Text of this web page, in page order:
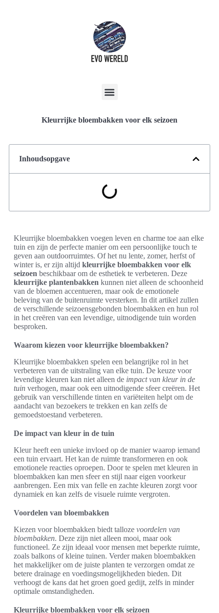
Kleurrijke bloembakken voor elk seizoen
Inhoudsopgave
Kleurrijke bloembakken voegen leven en charme toe aan elke
tuin en zijn de perfecte manier om een persoonlijke touch te
geven aan outdoorruimtes. Of het nu lente, zomer, herfst of
winter is, er zijn altijd kleurrijke bloembakken voor elk
seizoen beschikbaar om de esthetiek te verbeteren. Deze
kleurrijke plantenbakken kunnen niet alleen de schoonheid
van de bloemen accentueren, maar ook de emotionele
beleving van de buitenruimte versterken. In dit artikel zullen
de verschillende seizoensgebonden bloembakken en hun rol
in het creëren van een levendige, uitnodigende tuin worden
besproken.
Waarom kiezen voor kleurrijke bloembakken?
Kleurrijke bloembakken spelen een belangrijke rol in het
verbeteren van de uitstraling van elke tuin. De keuze voor
levendige kleuren kan niet alleen de impact van kleur in de
tuin verhogen, maar ook een uitnodigende sfeer creëren. Het
gebruik van verschillende tinten en variëteiten helpt om de
aandacht van bezoekers te trekken en kan zelfs de
gemoedstoestand verbeteren.
De impact van kleur in de tuin
Kleur heeft een unieke invloed op de manier waarop iemand
een tuin ervaart. Het kan de ruimte transformeren en ook
emotionele reacties oproepen. Door te spelen met kleuren in
bloembakken kan men sfeer en stijl naar eigen voorkeur
aanbrengen. Een mix van felle en zachte kleuren zorgt voor
dynamiek en kan zelfs de visuele ruimte vergroten.
Voordelen van bloembakken
Kiezen voor bloembakken biedt talloze voordelen van
bloembakken. Deze zijn niet alleen mooi, maar ook
functioneel. Ze zijn ideaal voor mensen met beperkte ruimte,
zoals balkons of kleine tuinen. Verder maken bloembakken
het makkelijker om de juiste planten te verzorgen omdat ze
betere drainage en voedingsmogelijkheden bieden. Dit
verhoogt de kans dat het groen goed gedijt, zelfs in minder
optimale omstandigheden.
Kleurrijke bloembakken voor elk seizoen